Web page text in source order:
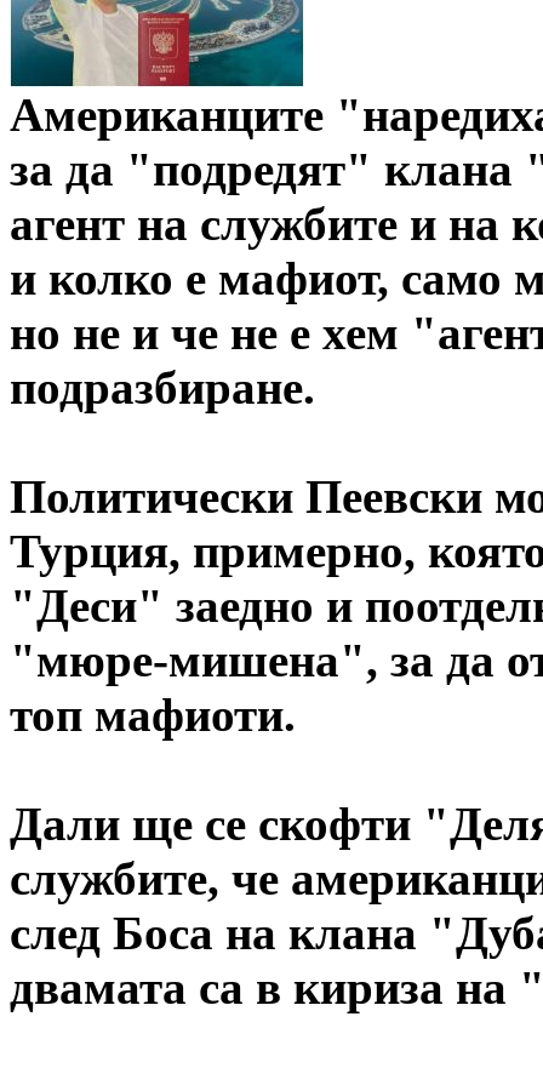
Американците
за да "подредят" клана
агент на службите и на
и колко е мафиот, само
но не и че не е хем
подразбиране.
Политически Пеевски
Турция, примерно,
"Деси" заедно и
"мюре-мишена", за да
топ мафиоти.
Дали ще се скофти
службите, че
след Боса на клана
двамата са в кириза на